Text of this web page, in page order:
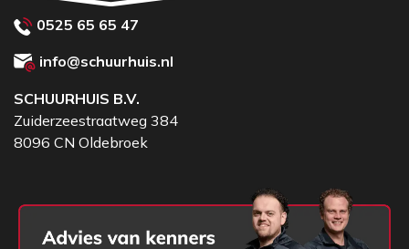
0525 65 65 47
info@schuurhuis.nl
SCHUURHUIS B.V.
Zuiderzeestraatweg 384
8096 CN Oldebroek